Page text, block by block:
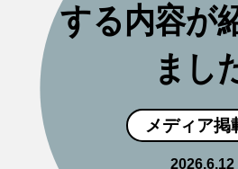
する内容が
まし
メディア掲
2026.6.12